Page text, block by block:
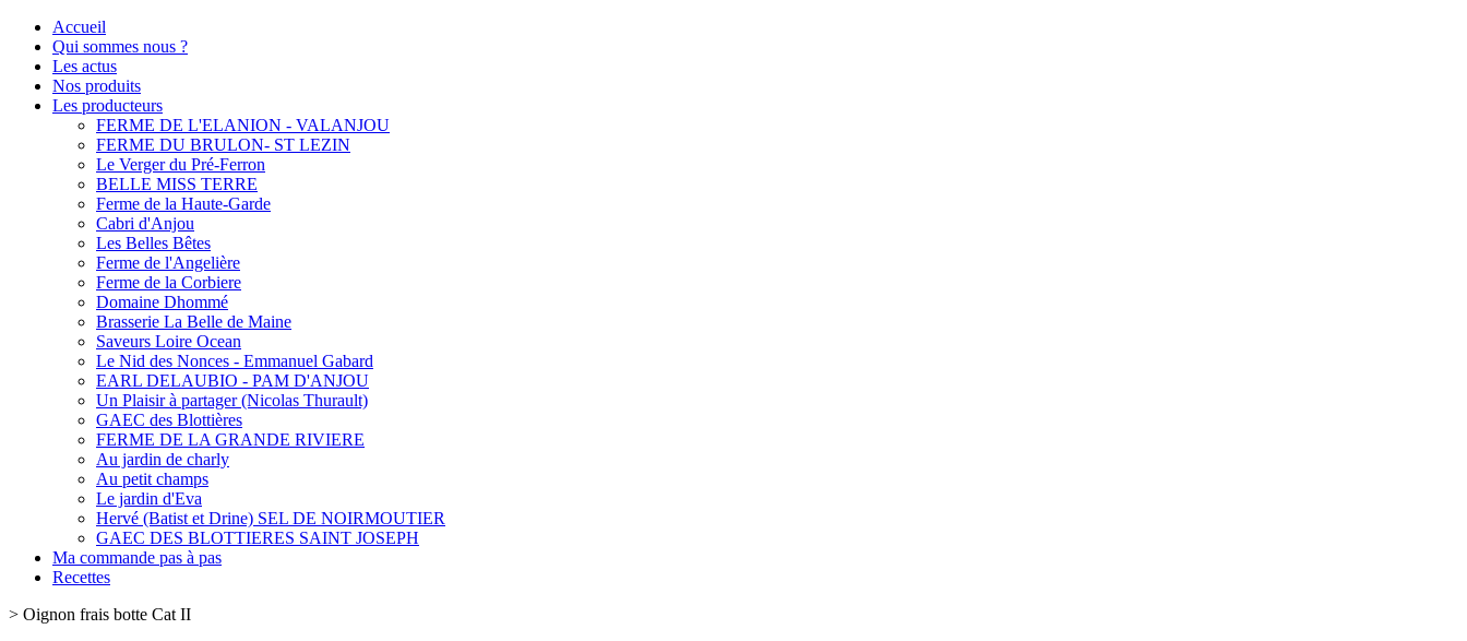
Accueil
Qui sommes nous ?
Les actus
Nos produits
Les producteurs
FERME DE L'ELANION - VALANJOU
FERME DU BRULON- ST LEZIN
Le Verger du Pré-Ferron
BELLE MISS TERRE
Ferme de la Haute-Garde
Cabri d'Anjou
Les Belles Bêtes
Ferme de l'Angelière
Ferme de la Corbiere
Domaine Dhommé
Brasserie La Belle de Maine
Saveurs Loire Ocean
Le Nid des Nonces - Emmanuel Gabard
EARL DELAUBIO - PAM D'ANJOU
Un Plaisir à partager (Nicolas Thurault)
GAEC des Blottières
FERME DE LA GRANDE RIVIERE
Au jardin de charly
Au petit champs
Le jardin d'Eva
Hervé (Batist et Drine) SEL DE NOIRMOUTIER
GAEC DES BLOTTIERES SAINT JOSEPH
Ma commande pas à pas
Recettes
> Oignon frais botte Cat II